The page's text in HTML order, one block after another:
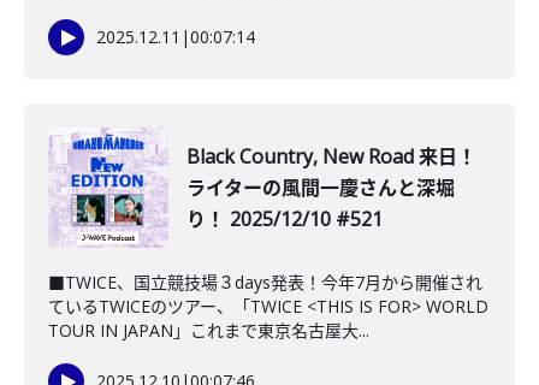
2025.12.11 |00:07:14
Black Country, New Road 来日！
ライターの風間一慶さんと深堀
り！ 2025/12/10 #521
■TWICE、国立競技場３days発表！今年7月から開催され
ているTWICEのツアー、「TWICE <THIS IS FOR> WORLD
TOUR IN JAPAN」これまで東京名古屋大...